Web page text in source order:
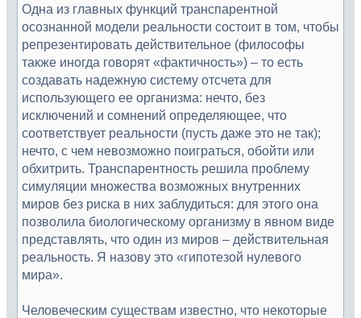
Одна из главных функций транспарентной
осознанной модели реальности состоит в том, чтобы
репрезентировать действительное (философы
также иногда говорят «фактичность») – то есть
создавать надежную систему отсчета для
использующего ее организма: нечто, без
исключений и сомнений определяющее, что
соответствует реальности (пусть даже это не так);
нечто, с чем невозможно поиграться, обойти или
обхитрить. Транспарентность решила проблему
симуляции множества возможных внутренних
миров без риска в них заблудиться: для этого она
позволила биологическому организму в явном виде
представлять, что один из миров – действительная
реальность. Я назову это «гипотезой нулевого
мира».
Человеческим существам известно, что некоторые